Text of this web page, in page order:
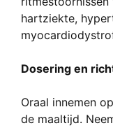
hartziekte,
Dosering en
Oraal innemen
de maaltijd.